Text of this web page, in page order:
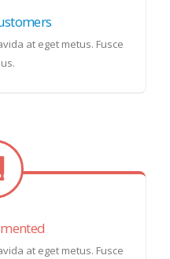
at eget metus. Fusce
at eget metus. Fusce